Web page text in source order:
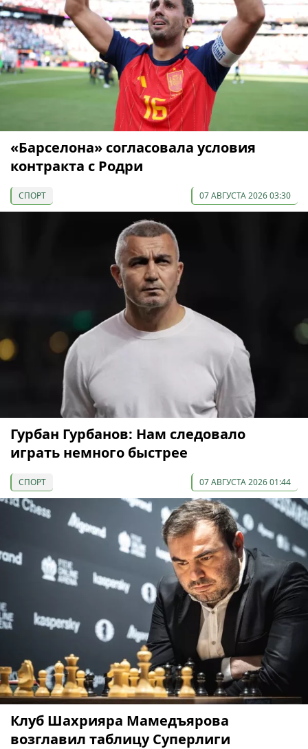
«Барселона» согласовала условия
контракта с Родри
СПОРТ 07 АВГУСТА 2026 03:30
Гурбан Гурбанов: Нам следовало
играть немного быстрее
СПОРТ 07 АВГУСТА 2026 01:44
Клуб Шахрияра Мамедъярова
возглавил таблицу Суперлиги